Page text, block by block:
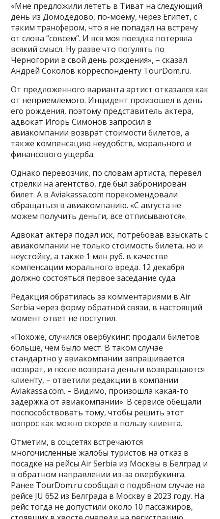
«Мне предложили лететь в Тиват на следующий
день из Домодедово, по-моему, через Египет, с
таким трансфером, что я не попадал на встречу
от слова “совсем”. И вся моя поездка потеряла
всякий смысл. Ну разве что погулять по
Черногории в свой день рождения», – сказал
Андрей Соколов корреспонденту TourDom.ru.
От предложенного варианта артист отказался как
от неприемлемого. Инцидент произошел в день
его рождения, поэтому представитель актера,
адвокат Игорь Симонов запросил в
авиакомпании возврат стоимости билетов, а
также компенсацию неудобств, морального и
финансового ущерба.
Однако перевозчик, по словам артиста, перевел
стрелки на агентство, где был забронирован
билет. А в Aviakassa.com порекомендовали
обращаться в авиакомпанию. «С августа не
можем получить деньги, все отписываются».
Адвокат актера подал иск, потребовав взыскать с
авиакомпании не только стоимость билета, но и
неустойку, а также 1 млн руб. в качестве
компенсации морального вреда. 12 декабря
должно состояться первое заседание суда.
Редакция обратилась за комментариями в Air
Serbia через форму обратной связи, в настоящий
момент ответ не поступил.
«Похоже, случился овербукинг: продали билетов
больше, чем было мест. В таком случае
стандартно у авиакомпании запрашивается
возврат, и после возврата деньги возвращаются
клиенту, – ответили редакции в компании
Aviakassa.com. – Видимо, произошла какая-то
задержка от авиакомпании». В сервисе обещали
поспособствовать тому, чтобы решить этот
вопрос как можно скорее в пользу клиента.
Отметим, в соцсетях встречаются
многочисленные жалобы туристов на отказ в
посадке на рейсы Air Serbia из Москвы в Белград и
в обратном направлении из-за овербукинга.
Ранее TourDom.ru сообщал о подобном случае на
рейсе JU 652 из Белграда в Москву в 2023 году. На
рейс тогда не допустили около 10 пассажиров,